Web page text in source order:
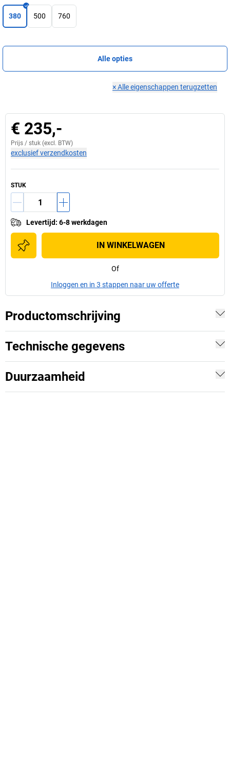
380 500 760
Alle opties
×Alle eigenschappen terugzetten
€ 235,-
Prijs / stuk (excl. BTW)
exclusief verzendkosten
STUK
Levertijd: 6-8 werkdagen
IN WINKELWAGEN
Of
Inloggen en in 3 stappen naar uw offerte
Productomschrijving
Technische gegevens
Duurzaamheid